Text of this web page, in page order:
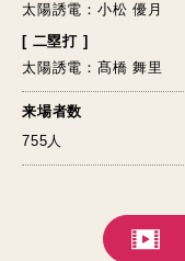
太陽誘電：小松 優月
[ 二塁打 ]
太陽誘電：髙橋 舞里
来場者数
755人